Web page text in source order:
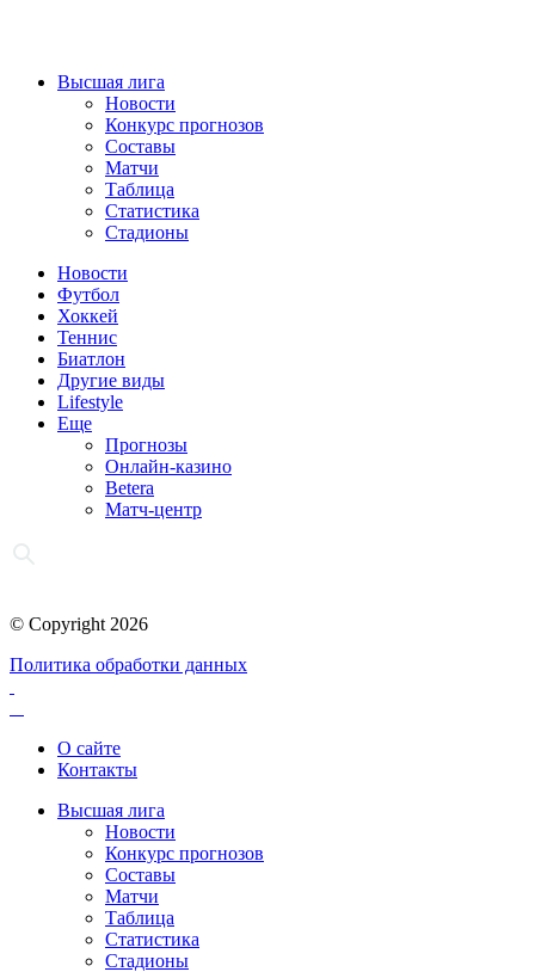
Высшая лига
Новости
Конкурс прогнозов
Составы
Матчи
Таблица
Статистика
Стадионы
Новости
Футбол
Хоккей
Теннис
Биатлон
Другие виды
Lifestyle
Еще
Прогнозы
Онлайн-казино
Betera
Матч-центр
© Copyright 2026
Политика обработки данных
О сайте
Контакты
Высшая лига
Новости
Конкурс прогнозов
Составы
Матчи
Таблица
Статистика
Стадионы